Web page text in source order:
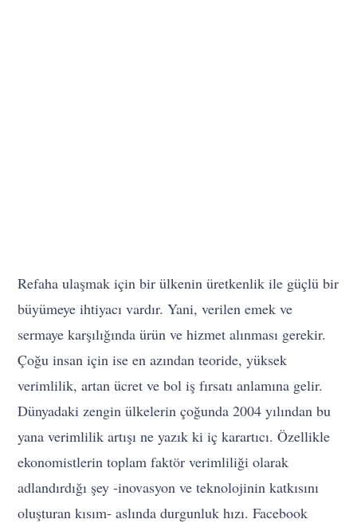
Refaha ulaşmak için bir ülkenin üretkenlik ile güçlü bir
büyümeye ihtiyacı vardır. Yani, verilen emek ve
sermaye karşılığında ürün ve hizmet alınması gerekir.
Çoğu insan için ise en azından teoride, yüksek
verimlilik, artan ücret ve bol iş fırsatı anlamına gelir.
Dünyadaki zengin ülkelerin çoğunda 2004 yılından bu
yana verimlilik artışı ne yazık ki iç karartıcı. Özellikle
ekonomistlerin toplam faktör verimliliği olarak
adlandırdığı şey -inovasyon ve teknolojinin katkısını
oluşturan kısım- aslında durgunluk hızı. Facebook